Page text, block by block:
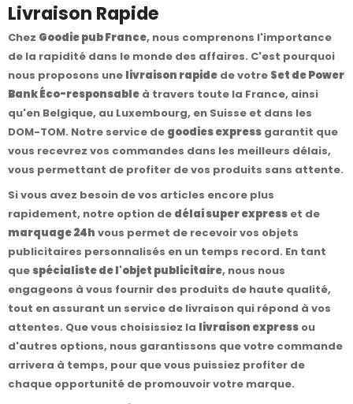
Livraison Rapide
Chez Goodie pub France, nous comprenons l'importance
de la rapidité dans le monde des affaires. C'est pourquoi
nous proposons une livraison rapide de votre Set de Power
Bank Éco-responsable à travers toute la France, ainsi
qu'en Belgique, au Luxembourg, en Suisse et dans les
DOM-TOM. Notre service de goodies express garantit que
vous recevrez vos commandes dans les meilleurs délais,
vous permettant de profiter de vos produits sans attente.
Si vous avez besoin de vos articles encore plus
rapidement, notre option de délai super express et de
marquage 24h vous permet de recevoir vos objets
publicitaires personnalisés en un temps record. En tant
quespécialiste de l'objet publicitaire, nous nous
engageons à vous fournir des produits de haute qualité,
tout en assurant un service de livraison qui répond à vos
attentes. Que vous choisissiez la livraison express ou
d'autres options, nous garantissons que votre commande
arrivera à temps, pour que vous puissiez profiter de
chaque opportunité de promouvoir votre marque.